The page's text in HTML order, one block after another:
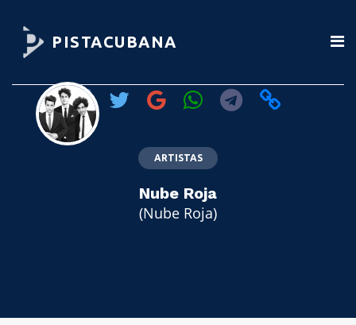
PISTACUBANA
ARTISTAS
Nube Roja
(Nube Roja)